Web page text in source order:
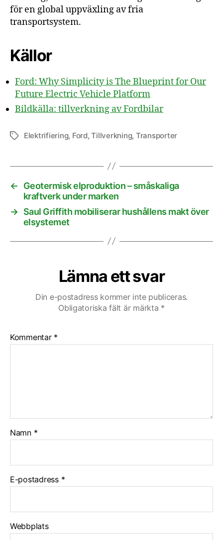
för en global uppväxling av fria
transportsystem.
Källor
Ford: Why Simplicity is The Blueprint for Our
Future Electric Vehicle Platform
Bildkälla: tillverkning av Fordbilar
EtiketterElektrifiering, Ford,Tillverkning, Transporter
←
Geotermisk elproduktion – småskaliga
kraftverk under marken
→ Saul Griffith mobiliserar hushållens makt över
elsystemet
Lämna ett svar
Din e-postadress kommer inte publiceras.
Obligatoriska fält är märkta *
Kommentar *
Namn *
E-postadress *
Webbplats